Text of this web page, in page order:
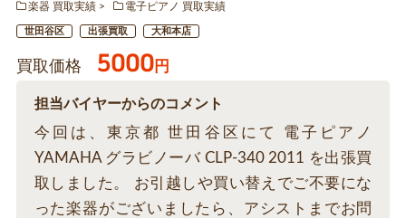
楽器 買取実績
電子ピアノ 買取実績
世田谷区 出張買取 大和本店
買取価格 5000円
担当バイヤーからのコメント
今回は、東京都 世田谷区にて 電子ピアノ
YAMAHA グラビノーバ CLP-340 2011 を出張買
取しました。 お引越しや買い替えでご不要にな
った楽器がございましたら、アシストまでお問